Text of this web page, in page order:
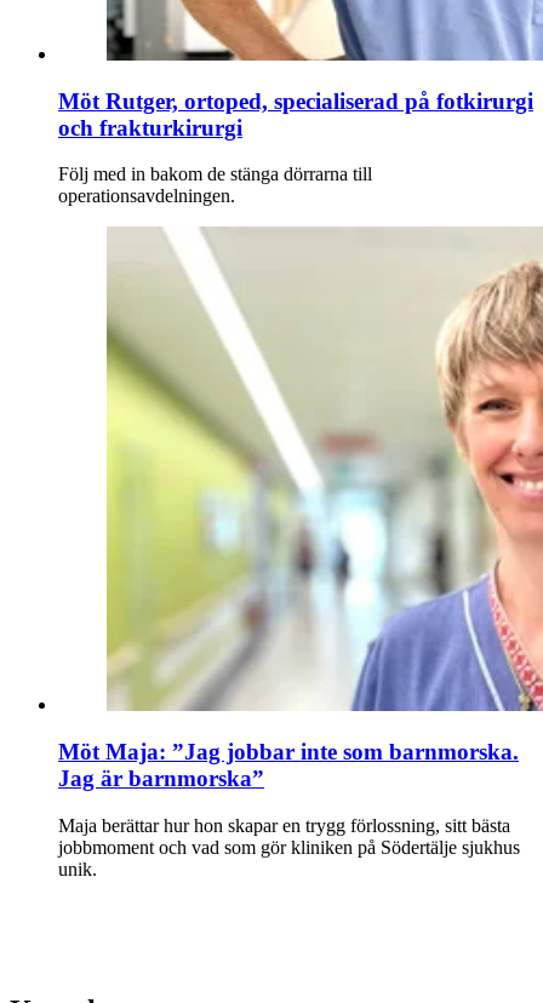
Möt Rutger, ortoped, specialiserad på fotkirurgi
och frakturkirurgi
Följ med in bakom de stänga dörrarna till
operationsavdelningen.
Möt Maja: ”Jag jobbar inte som barnmorska.
Jag är barnmorska”
Maja berättar hur hon skapar en trygg förlossning, sitt bästa
jobbmoment och vad som gör kliniken på Södertälje sjukhus
unik.